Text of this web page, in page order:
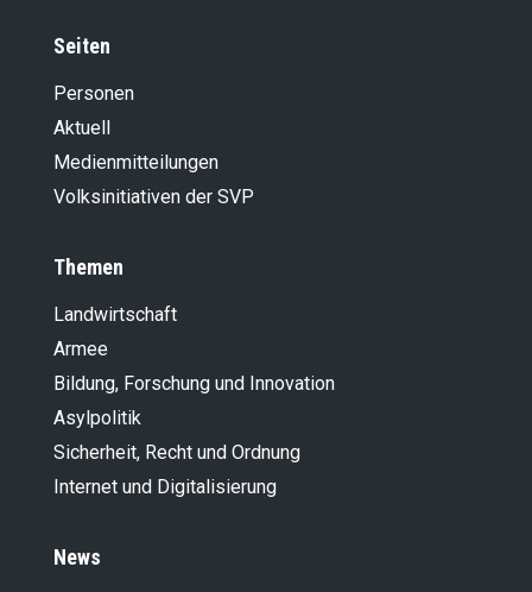
Seiten
Personen
Aktuell
Medienmitteilungen
Volksinitiativen der SVP
Themen
Landwirt­schaft
Armee
Bildung, Forschung und Innovation
Asylpolitik
Sicherheit, Recht und Ordnung
Internet und Digitalisierung
News